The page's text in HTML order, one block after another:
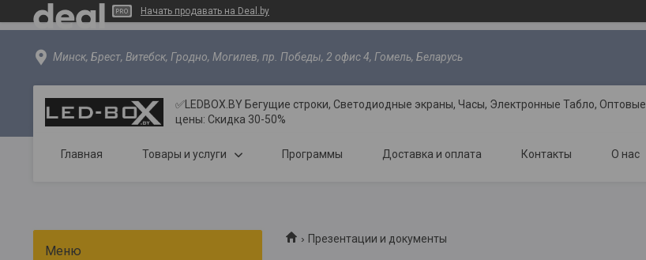
Начать продавать на Deal.by
Минск, Брест, Витебск, Гродно, Могилев, пр. Победы, 2 офис 4, Гомель, Беларусь
✅LEDBOX.BY Бегущие строки, Светодиодные экраны, Часы, Электронные Табло, Оптовые
цены: Скидка 30-50%
Главная Товары и услуги Программы Доставка и оплата Контакты О нас
Презентации и документы